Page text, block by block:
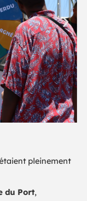
pleinement
du Port,